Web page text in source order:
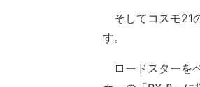
そしてコスモ21
す。
ロードスターを